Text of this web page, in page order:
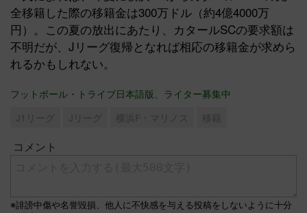
全移籍した際の移籍金は300万ドル（約4億4000万
円）。この夏の放出にあたり、カタールSCの要求額は
不明だが、Jリーグ復帰となれば相応の移籍金が求めら
れるかもしれない。
フットボール・トライブ日本語版、ライター募集中
J1リーグ Jリーグ 横浜F・マリノス 移籍